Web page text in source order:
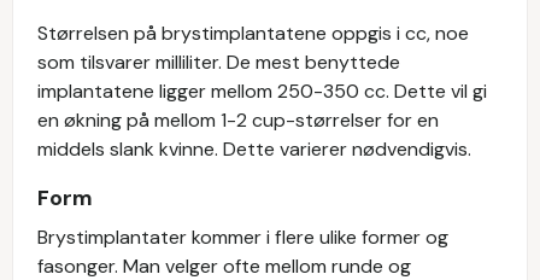
Størrelsen på brystimplantatene oppgis i cc, noe
som tilsvarer milliliter. De mest benyttede
implantatene ligger mellom 250-350 cc. Dette vil gi
en økning på mellom 1-2 cup-størrelser for en
middels slank kvinne. Dette varierer nødvendigvis.
Form
Brystimplantater kommer i flere ulike former og
fasonger. Man velger ofte mellom runde og